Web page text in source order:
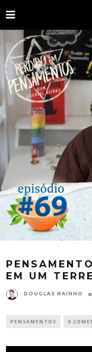
EM UM
DOUGLAS RAINHO
PENSAMENTOS 0